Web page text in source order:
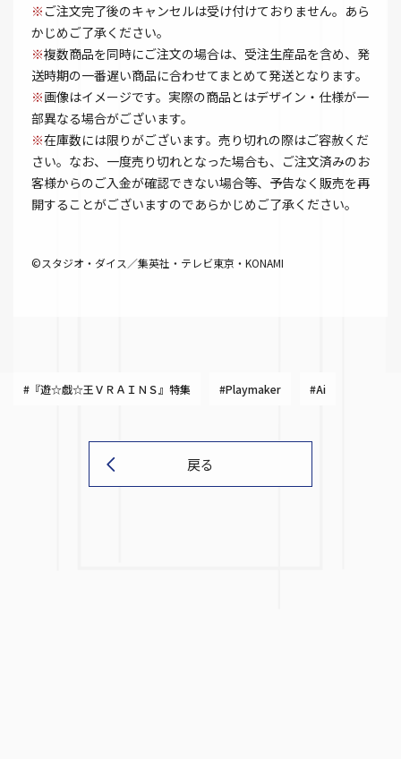
※ ご注文完了後のキャンセルは受け付けておりません。あら
かじめご了承ください。
※複数商品を同時にご注文の場合は、受注生産品を含め、発
送時期の一番遅い商品に合わせてまとめて発送となります。
※画像はイメージです。実際の商品とはデザイン・仕様が一
部異なる場合がございます。
※在庫数には限りがございます。売り切れの際はご容赦くだ
さい。なお、一度売り切れとなった場合も、ご注文済みのお
客様からのご入金が確認できない場合等、予告なく販売を再
開することがございますのであらかじめご了承ください。
©スタジオ・ダイス／集英社・テレビ東京・KONAMI
#『遊☆戯☆王ＶＲＡＩＮＳ』特集 #Playmaker #Ai
戻る